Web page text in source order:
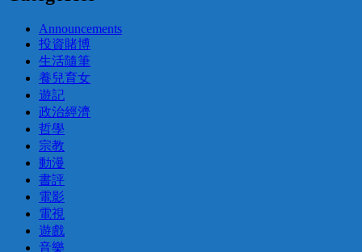
Announcements
投資賭博
生活隨筆
養兒育女
遊記
政治經濟
哲學
宗教
動漫
書評
電影
電視
遊戲
音樂